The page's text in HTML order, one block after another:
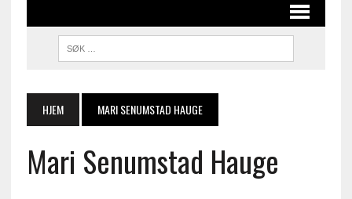
HJEM MARI SENUMSTAD HAUGE
Mari Senumstad Hauge